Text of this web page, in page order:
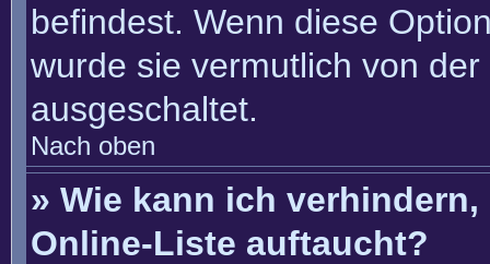
befindest. Wenn diese
wurde sie vermutlich von
ausgeschaltet.
Nach oben
» Wie kann ich
Online-Liste auftaucht?